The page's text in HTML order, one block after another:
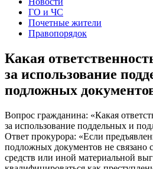
ГО и ЧС
Почетные жители
Правопорядок
Какая
за использование
подложных
Вопрос гражданина: «Какая
за использование поддельных и
Ответ прокурора: «Если
подложных документов не связано
средств или иной материальной